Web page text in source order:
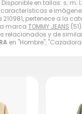
en tallas: s; m; l;
características e
210981, pertenece a la
marca TOMMY JEANS (51).
relacionados y de
en "Hombre",